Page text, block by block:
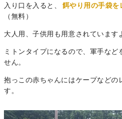
入り口を入ると、 餌やり用の手袋を
（無料）
大人用、子供用も用意されています
ミトンタイプになるので、軍手など
せん。
抱っこの赤ちゃんにはケープなどの
す。